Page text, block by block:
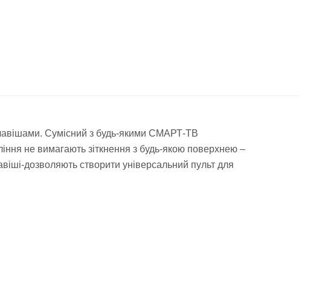
Сумісний з будь-якими СМАРТ-ТВ
не вимагають зіткнення з будь-якою поверхнею –
дозволяють створити універсальний пульт для